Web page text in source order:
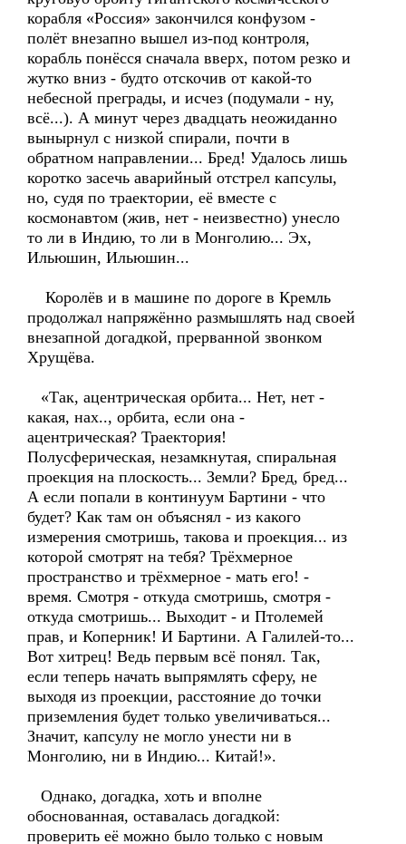
корабля «Россия» закончился конфузом -
полёт внезапно вышел из-под контроля,
корабль понёсся сначала вверх, потом резко и
жутко вниз - будто отскочив от какой-то
небесной преграды, и исчез (подумали - ну,
всё...). А минут через двадцать неожиданно
вынырнул с низкой спирали, почти в
обратном направлении... Бред! Удалось лишь
коротко засечь аварийный отстрел капсулы,
но, судя по траектории, её вместе с
космонавтом (жив, нет - неизвестно) унесло
то ли в Индию, то ли в Монголию... Эх,
Ильюшин, Ильюшин...
Королёв и в машине по дороге в Кремль
продолжал напряжённо размышлять над своей
внезапной догадкой, прерванной звонком
Хрущёва.
«Так, ацентрическая орбита... Нет, нет -
какая, нах.., орбита, если она -
ацентрическая? Траектория!
Полусферическая, незамкнутая, спиральная
проекция на плоскость... Земли? Бред, бред...
А если попали в континуум Бартини - что
будет? Как там он объяснял - из какого
измерения смотришь, такова и проекция... из
которой смотрят на тебя? Трёхмерное
пространство и трёхмерное - мать его! -
время. Смотря - откуда смотришь, смотря -
откуда смотришь... Выходит - и Птолемей
прав, и Коперник! И Бартини. А Галилей-то...
Вот хитрец! Ведь первым всё понял. Так,
если теперь начать выпрямлять сферу, не
выходя из проекции, расстояние до точки
приземления будет только увеличиваться...
Значит, капсулу не могло унести ни в
Монголию, ни в Индию... Китай!».
Однако, догадка, хоть и вполне
обоснованная, оставалась догадкой:
проверить её можно было только с новым